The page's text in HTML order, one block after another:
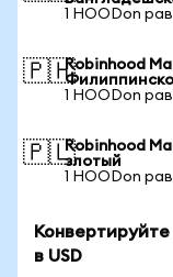
1 HOODon
🇵🇭Robinhood
1 HOODon
🇵🇱Robinhood
злотый
1 HOODon
в USD